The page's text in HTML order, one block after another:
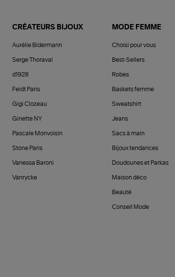
CRÉATEURS BIJOUX
Aurélie Bidermann
Serge Thoraval
d1928
Feidt Paris
Gigi Clozeau
Ginette NY
Pascale Monvoisin
Stone Paris
Vanessa Baroni
Vanrycke
MODE FEMME
Choisi pour vous
Best-Sellers
Robes
Baskets femme
Sweatshirt
Jeans
Sacs à main
Bijoux tendances
Doudounes et Parkas
Maison déco
Beauté
Conseil Mode